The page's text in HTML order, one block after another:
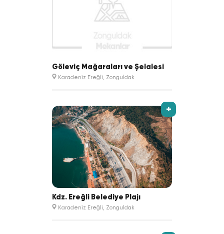
Göleviç Mağaraları ve Şelalesi
Karadeniz Ereğli, Zonguldak
+
Kdz. Ereğli Belediye Plajı
Karadeniz Ereğli, Zonguldak